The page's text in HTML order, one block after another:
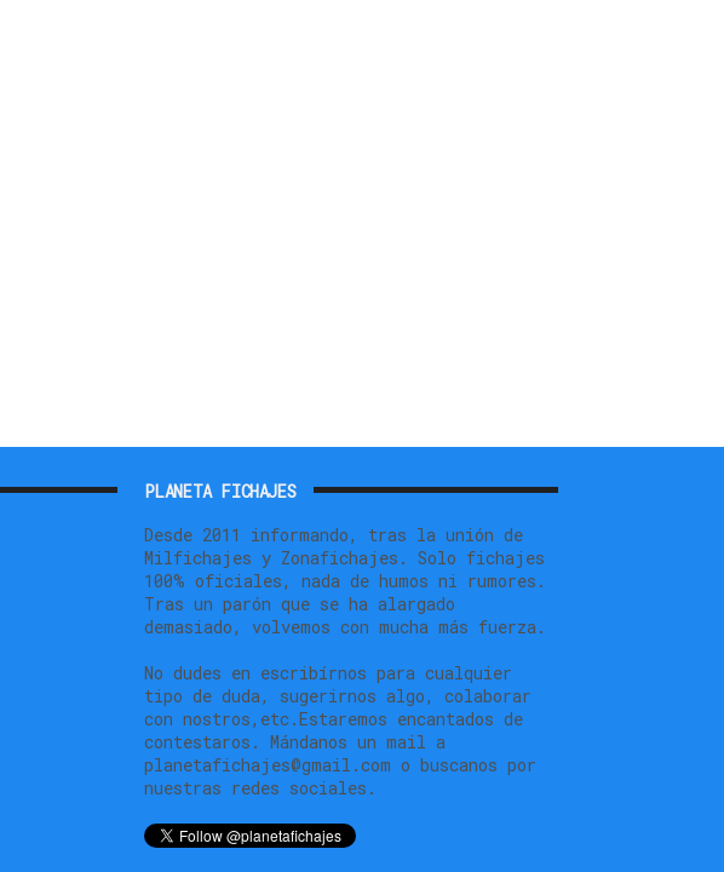
PLANETA FICHAJES
Desde 2011 informando, tras la unión de
Milfichajes y Zonafichajes. Solo fichajes
100% oficiales, nada de humos ni rumores.
Tras un parón que se ha alargado
demasiado, volvemos con mucha más fuerza.
No dudes en escribírnos para cualquier
tipo de duda, sugerirnos algo, colaborar
con nostros,etc.Estaremos encantados de
contestaros. Mándanos un mail a
planetafichajes@gmail.com o buscanos por
nuestras redes sociales.